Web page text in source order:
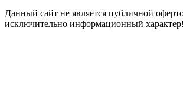
Данный сайт не является публичной
исключительно информационный характер!